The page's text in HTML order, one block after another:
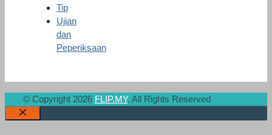
Tip
Ujian
dan
Peperiksaan
© Copyright 2026 FLIP.MY. All Rights Reserved
Close